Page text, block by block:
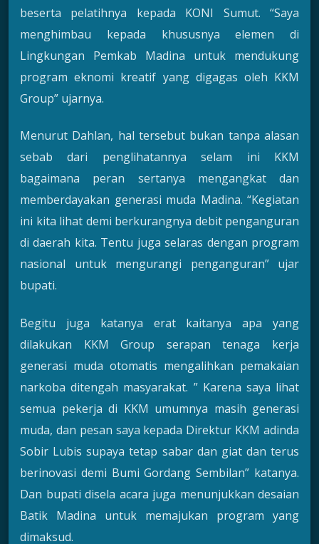
beserta pelatihnya kepada KONI Sumut. “Saya
menghimbau kepada khususnya elemen di
Lingkungan Pemkab Madina untuk mendukung
program eknomi kreatif yang digagas oleh KKM
Group” ujarnya.
Menurut Dahlan, hal tersebut bukan tanpa alasan
sebab dari penglihatannya selam ini KKM
bagaimana peran sertanya mengangkat dan
memberdayakan generasi muda Madina. “Kegiatan
ini kita lihat demi berkurangnya debit penganguran
di daerah kita. Tentu juga selaras dengan program
nasional untuk mengurangi penganguran” ujar
bupati.
Begitu juga katanya erat kaitanya apa yang
dilakukan KKM Group serapan tenaga kerja
generasi muda otomatis mengalihkan pemakaian
narkoba ditengah masyarakat. ” Karena saya lihat
semua pekerja di KKM umumnya masih generasi
muda, dan pesan saya kepada Direktur KKM adinda
Sobir Lubis supaya tetap sabar dan giat dan terus
berinovasi demi Bumi Gordang Sembilan” katanya.
Dan bupati disela acara juga menunjukkan desaian
Batik Madina untuk memajukan program yang
dimaksud.